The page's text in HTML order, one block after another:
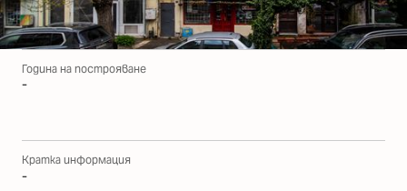
Година на построяване
-
Кратка информация
-